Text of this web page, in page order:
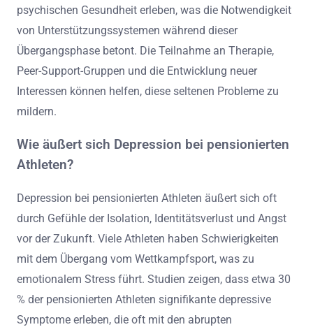
psychischen Gesundheit erleben, was die Notwendigkeit
von Unterstützungssystemen während dieser
Übergangsphase betont. Die Teilnahme an Therapie,
Peer-Support-Gruppen und die Entwicklung neuer
Interessen können helfen, diese seltenen Probleme zu
mildern.
Wie äußert sich Depression bei pensionierten
Athleten?
Depression bei pensionierten Athleten äußert sich oft
durch Gefühle der Isolation, Identitätsverlust und Angst
vor der Zukunft. Viele Athleten haben Schwierigkeiten
mit dem Übergang vom Wettkampfsport, was zu
emotionalem Stress führt. Studien zeigen, dass etwa 30
% der pensionierten Athleten signifikante depressive
Symptome erleben, die oft mit den abrupten